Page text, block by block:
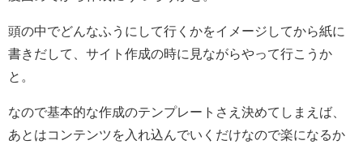
頭の中でどんなふうにして行くかをイメージしてから紙に
書きだして、サイト作成の時に見ながらやって行こうか
と。
なので基本的な作成のテンプレートさえ決めてしまえば、
あとはコンテンツを入れ込んでいくだけなので楽になるか